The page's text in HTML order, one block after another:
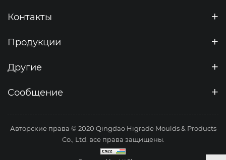
Контакты
Продукции
Другие
Сообщение
Авторские права © 2020 Qingdao Higrade Moulds & Products
Co., Ltd. все права защищены.